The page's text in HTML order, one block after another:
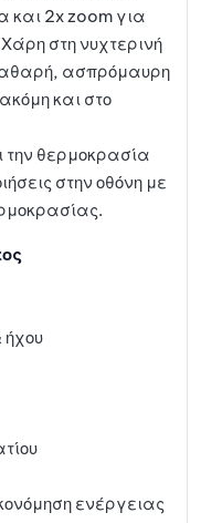
και 2x zoom για
στη νυχτερινή
ασπρόμαυρη
και στο
την θερμοκρασία
στην οθόνη με
ενέργειας